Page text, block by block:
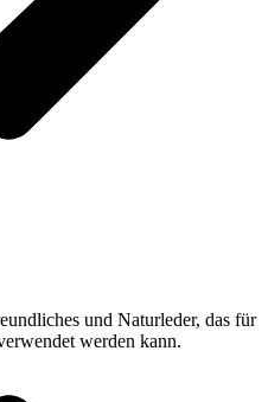
und Naturleder, das für
werden kann.